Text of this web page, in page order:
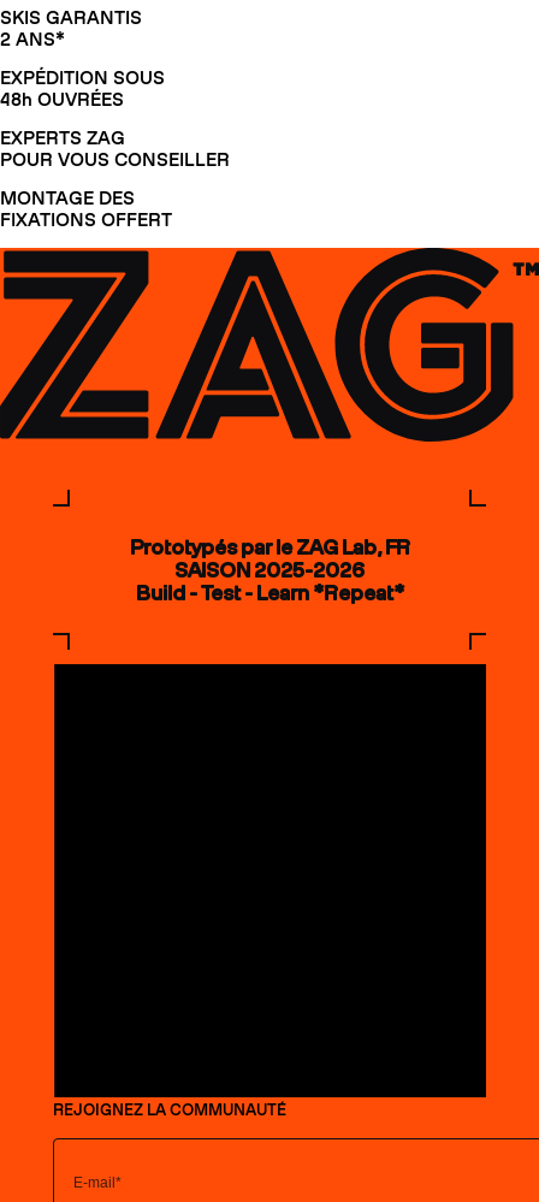
SKIS GARANTIS
2 ANS*
EXPÉDITION SOUS
48h OUVRÉES
EXPERTS ZAG
POUR VOUS CONSEILLER
MONTAGE DES
FIXATIONS OFFERT
Prototypés par le ZAG Lab, FR
SAISON 2025-2026
Build - Test - Learn *Repeat*
REJOIGNEZ LA COMMUNAUTÉ